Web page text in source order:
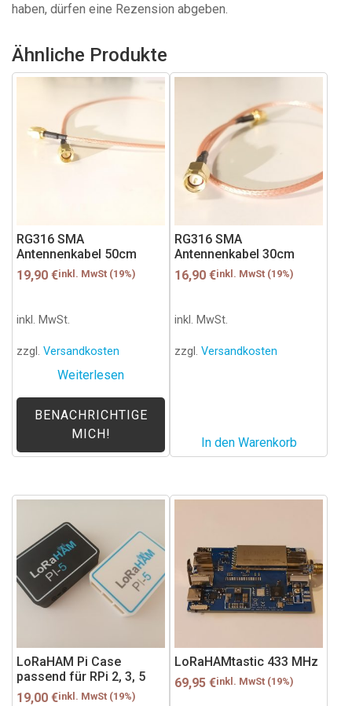
haben, dürfen eine Rezension abgeben.
Ähnliche Produkte
RG316 SMA
Antennenkabel 50cm
19,90 €inkl. MwSt (19%)
inkl. MwSt.
zzgl. Versandkosten
Weiterlesen
BENACHRICHTIGE
MICH!
RG316 SMA
Antennenkabel 30cm
16,90 €inkl. MwSt (19%)
inkl. MwSt.
zzgl. Versandkosten
In den Warenkorb
LoRaHAM Pi Case
passend für RPi 2, 3, 5
19,00 €inkl. MwSt (19%)
Produkt
weist
mehrere
Varianten
auf.
können
auf
der
LoRaHAMtastic 433 MHz
69,95 €inkl. MwSt (19%)